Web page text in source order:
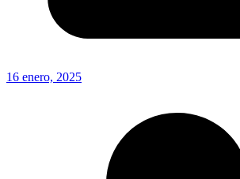
16 enero, 2025